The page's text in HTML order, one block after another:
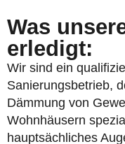
Was
erledigt:
Wir sind ein
Sanierungsbetrieb,
Dämmung von
Wohnhäusern
hauptsächliches